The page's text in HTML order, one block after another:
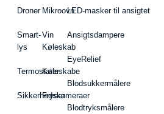
Droner
Smart-
lys
Termostater
Sikkerhedskameraer
Mikroovn
Vin
Køleskab
Køleskabe
Fryser
LED-masker til ansigtet
Ansigtsdampere
EyeRelief
Blodsukkermålere
Blodtryksmålere